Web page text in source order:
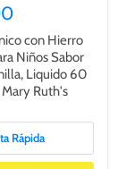
con Hierro
Niños Sabor
Liquido 60
Ruth's
Rápida